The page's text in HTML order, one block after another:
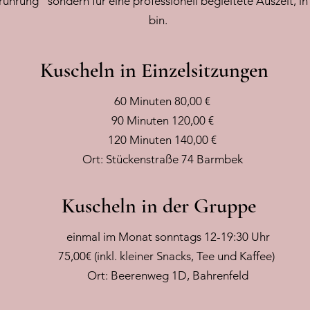
bin.
Kuscheln in Einzelsitzungen
60 Minuten 80,00 €
90 Minuten 120,00 €
120 Minuten 140,00 €
Ort: Stückenstraße 74 Barmbek
Kuscheln in der Gruppe
einmal im Monat sonntags 12-19:30 Uhr
75,00€ (inkl. kleiner Snacks, Tee und Kaffee)
Ort: Beerenweg 1D, Bahrenfeld